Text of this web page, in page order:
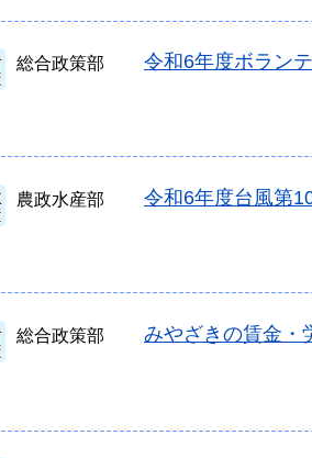
総合政策部 令和6年度ボラン
農政水産部 令和6年度台風第
総合政策部 みやざきの賃金・